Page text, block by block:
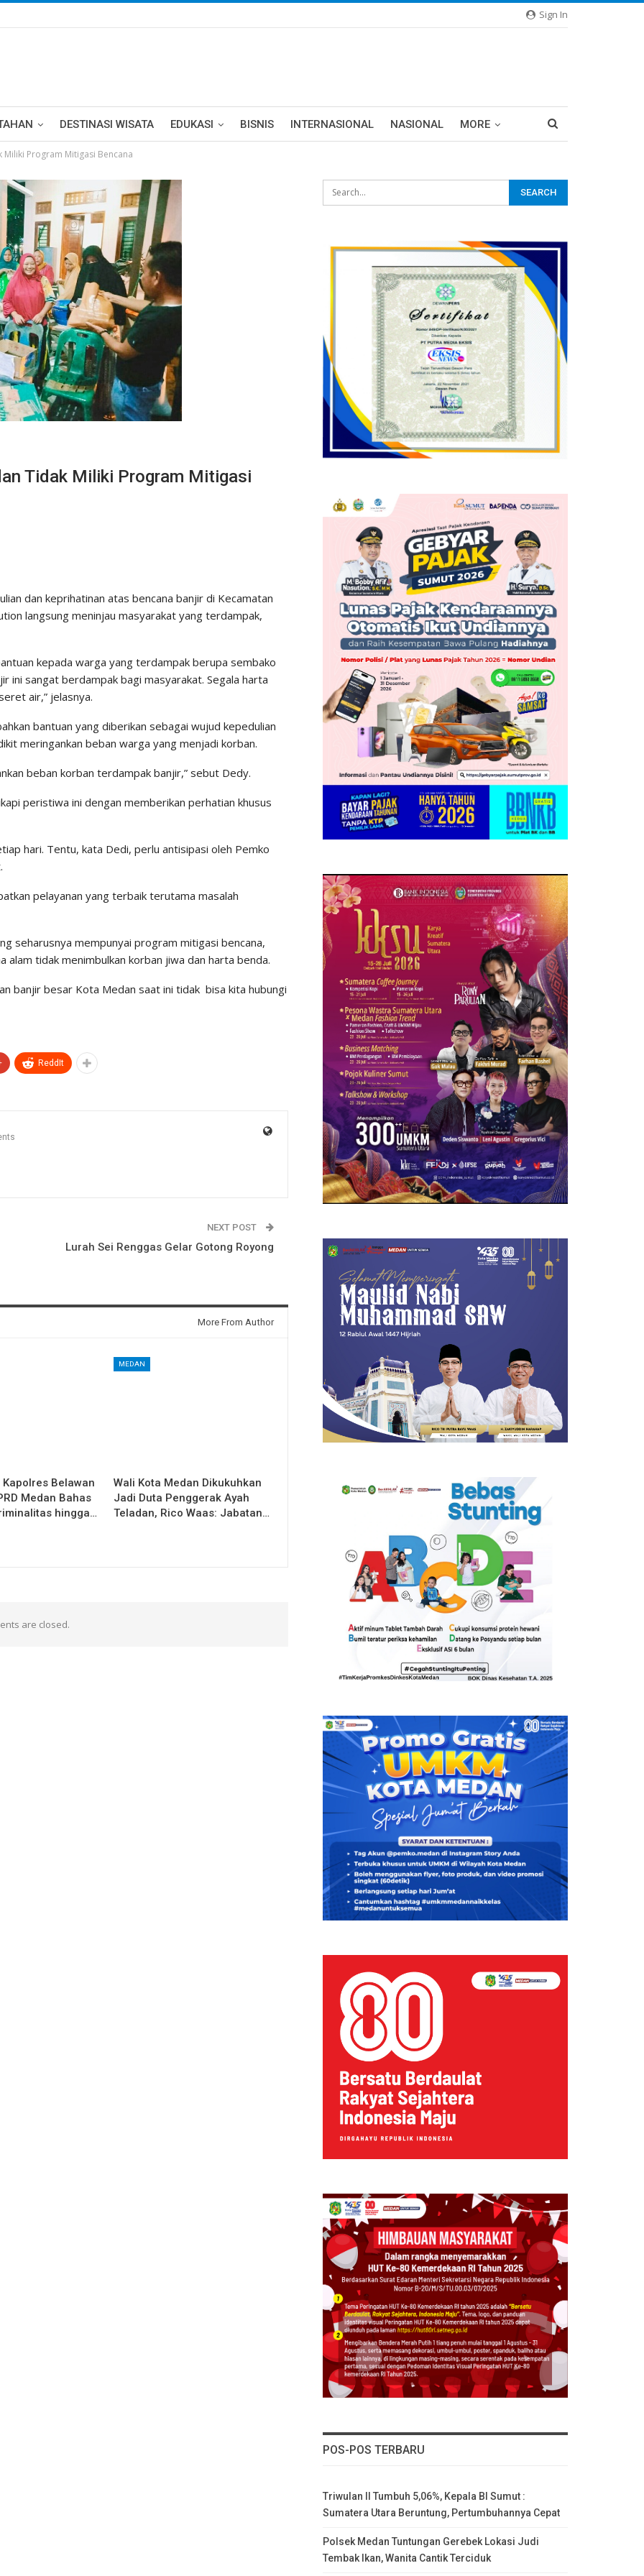
Sign In
DESTINASI WISATA EDUKASI BISNIS INTERNASIONAL NASIONAL MORE
Program Mitigasi Bencana
Tidak Miliki Program Mitigasi
dan keprihatinan atas bencana banjir di Kecamatan
langsung meninjau masyarakat yang terdampak,
kepada warga yang terdampak berupa sembako
ini sangat berdampak bagi masyarakat. Segala harta
air,” jelasnya.
bantuan yang diberikan sebagai wujud kepedulian
meringankan beban warga yang menjadi korban.
beban korban terdampak banjir,” sebut Dedy.
peristiwa ini dengan memberikan perhatian khusus
hari. Tentu, kata Dedi, perlu antisipasi oleh Pemko
pelayanan yang terbaik terutama masalah
seharusnya mempunyai program mitigasi bencana,
tidak menimbulkan korban jiwa dan harta benda.
banjir besar Kota Medan saat ini tidak bisa kita hubungi
ReddIt
NEXT POST
Lurah Sei Renggas Gelar Gotong Royong
More From Author
Belawan
Medan Bahas
hingga…
MEDAN
Wali Kota Medan Dikukuhkan
Jadi Duta Penggerak Ayah
Teladan, Rico Waas: Jabatan…
are closed.
POS-POS TERBARU
Triwulan II Tumbuh 5,06%, Kepala BI Sumut :
Sumatera Utara Beruntung, Pertumbuhannya Cepat
Polsek Medan Tuntungan Gerebek Lokasi Judi
Tembak Ikan, Wanita Cantik Terciduk